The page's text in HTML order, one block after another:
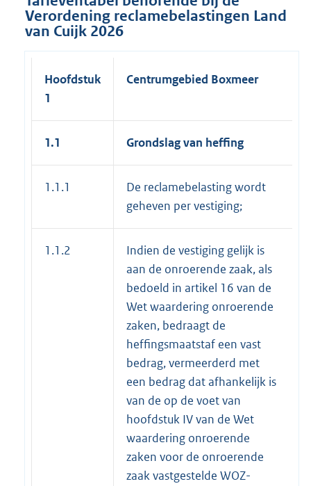
Verordening reclamebelastingen Land
van Cuijk 2026
Hoofdstuk
1
Centrumgebied Boxmeer
1.1 Grondslag van heffing
1.1.1
De reclamebelasting wordt
geheven per vestiging;
1.1.2
Indien de vestiging gelijk is
aan de onroerende zaak, als
bedoeld in artikel 16 van de
Wet waardering onroerende
zaken, bedraagt de
heffingsmaatstaf een vast
bedrag, vermeerderd met
een bedrag dat afhankelijk is
van de op de voet van
hoofdstuk IV van de Wet
waardering onroerende
zaken voor de onroerende
zaak vastgestelde WOZ-